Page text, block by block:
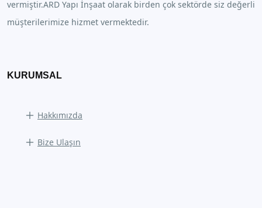
vermiştir.ARD Yapı İnşaat olarak birden çok sektörde siz değerli
müşterilerimize hizmet vermektedir.
KURUMSAL
Hakkımızda
Bize Ulaşın